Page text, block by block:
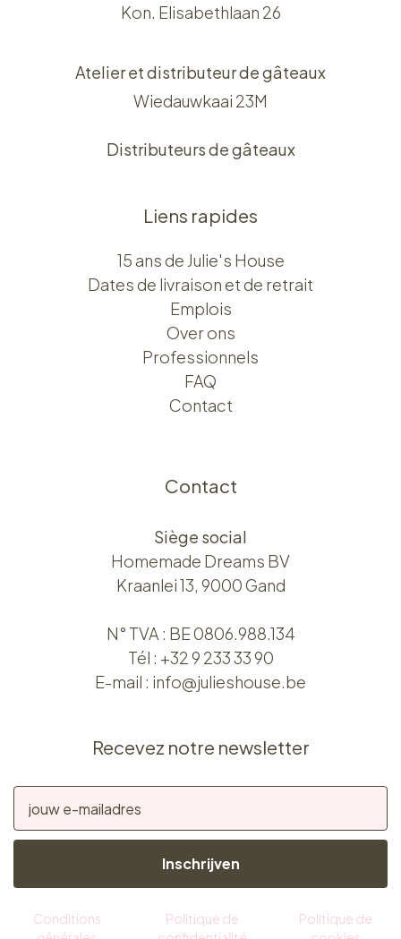
Kon. Elisabethlaan 26
Atelier et distributeur de gâteaux
Wiedauwkaai 23M
Distributeurs de gâteaux
Liens rapides
15 ans de Julie's House
Dates de livraison et de retrait
Emplois
Over ons​​
Professionnels
FAQ
Contact
Contact
Siège social
Homemade Dreams BV
Kraanlei 13, 9000 Gand
N° TVA : BE 0806.988.134
Tél : +32 9 233 33 90
E-mail : info@julieshouse.be
Recevez notre newsletter
Inschrijven
Conditions
Politique de
Politique de